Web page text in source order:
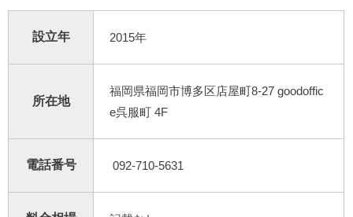
設立年 2015年
所在地
福岡県福岡市博多区店屋町8-27 goodoffic
e呉服町 4F
電話番号 092-710-5631